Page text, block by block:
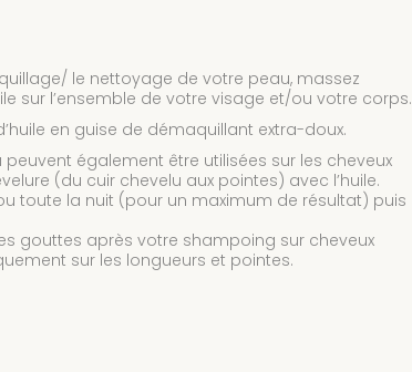
le nettoyage de votre peau, massez
sur l’ensemble de votre visage et/ou votre corps.
en guise de démaquillant extra-doux.
également être utilisées sur les cheveux
(du cuir chevelu aux pointes) avec l’huile.
toute la nuit (pour un maximum de résultat) puis
gouttes après votre shampoing sur cheveux
sur les longueurs et pointes.